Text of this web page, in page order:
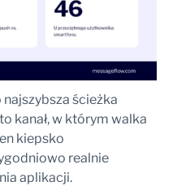
ścieżka
kanał, w którym walka
kiepsko
realnie
aplikacji.